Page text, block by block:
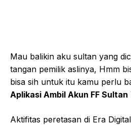
Mau balikin aku sultan yang
tangan pemilik aslinya, Hmm
bisa sih untuk itu kamu perlu
Aplikasi Ambil Akun FF Sultan
Aktifitas peretasan di Era